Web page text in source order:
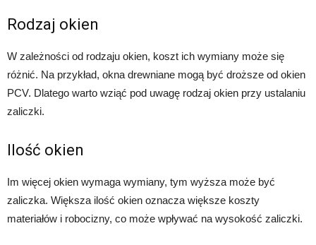
Rodzaj okien
W zależności od rodzaju okien, koszt ich wymiany może się
różnić. Na przykład, okna drewniane mogą być droższe od okien
PCV. Dlatego warto wziąć pod uwagę rodzaj okien przy ustalaniu
zaliczki.
Ilość okien
Im więcej okien wymaga wymiany, tym wyższa może być
zaliczka. Większa ilość okien oznacza większe koszty
materiałów i robocizny, co może wpływać na wysokość zaliczki.